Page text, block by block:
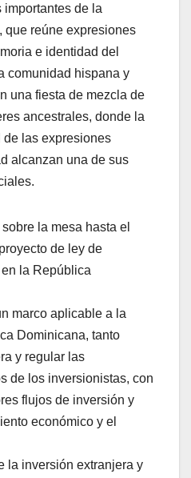
de la
que reúne expresiones
e identidad del
comunidad hispana y
una fiesta de mezcla de
ancestrales, donde la
las expresiones
alcanzan una de sus
la mesa hasta el
de ley de
la República
marco aplicable a la
Dominicana, tanto
y regular las
de los inversionistas, con
flujos de inversión y
económico y el
la inversión extranjera y